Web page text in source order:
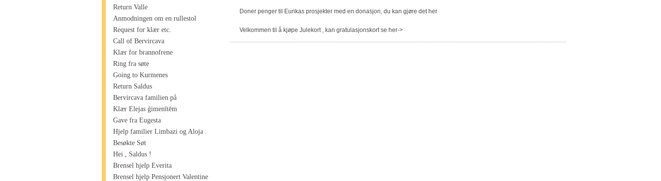
Return Valle
Anmodningen om en rullestol
Request for klær etc.
Call of Bervircava
Klær for brannofrene
Ring fra søte
Going to Kurmenes
Return Saldus
Bervircava familien på
Klær Elejas ģimenītēm
Gave fra Eugesta
Hjelp familier Limbazi og Aloja .
Besøkte Søt
Hei , Saldus !
Brensel hjelp Everita
Brensel hjelp Pensjonert Valentine
Doner penger til Eurikas prosjekter med en donasjon, du kan gjøre det her
Velkommen til å kjøpe Julekort , kan gratulasjonskort se her->